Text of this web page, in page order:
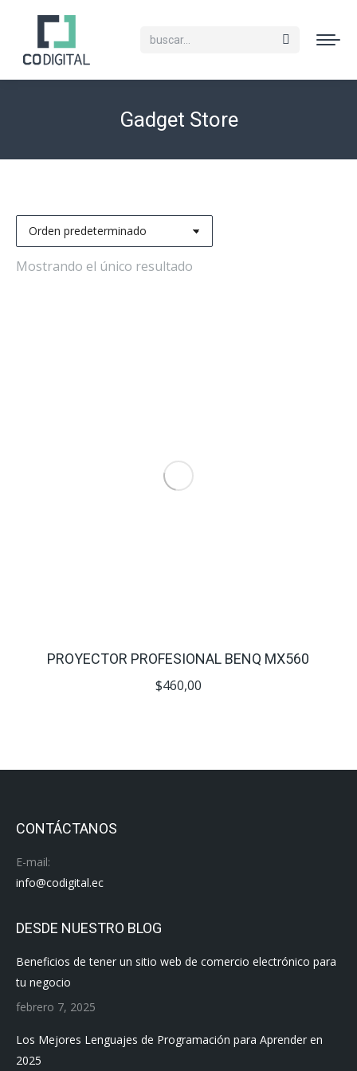
Buscar:
Gadget Store
Mostrando el único resultado
PROYECTOR PROFESIONAL BENQ MX560
$460,00
CONTÁCTANOS
E-mail:
info@codigital.ec
DESDE NUESTRO BLOG
Beneficios de tener un sitio web de comercio electrónico para
tu negocio
febrero 7, 2025
Los Mejores Lenguajes de Programación para Aprender en
2025